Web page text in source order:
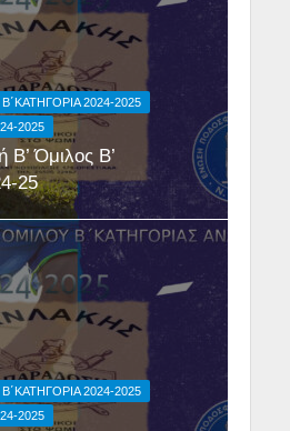
2024-2025
2025
Β’ Όμιλος Β’
25
2024-2025
2025